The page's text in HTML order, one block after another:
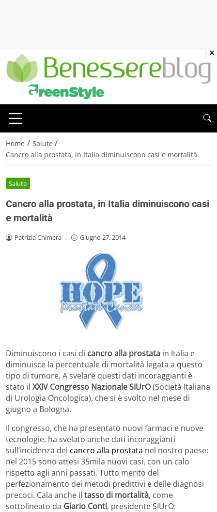
Home / Salute /
Cancro alla prostata, in Italia diminuiscono casi e mortalità
Salute
Cancro alla prostata, in Italia diminuiscono casi
e mortalità
Patrizia Chimera - Giugno 27, 2014
Diminuiscono i casi di cancro alla prostata in Italia e
diminuisce la percentuale di mortalità legata a questo
tipo di tumore. A svelare questi dati incoraggianti è
stato il XXIV Congresso Nazionale SIUrO(Società Italiana
di Urologia Oncologica), che si è svolto nel mese di
giugno a Bologna.
Il congresso, che ha presentato nuovi farmaci e nuove
tecnologie, ha svelato anche dati incoraggianti
sull’incidenza del cancro alla prostata nel nostro paese:
nel 2015 sono attesi 35mila nuovi casi, con un calo
rispetto agli anni passati. Tutto merito del
perfezionamento dei metodi predittivi e delle diagnosi
precoci. Cala anche il tasso di mortalità, come
sottolineato da Giario Conti, presidente SIUrO:
×